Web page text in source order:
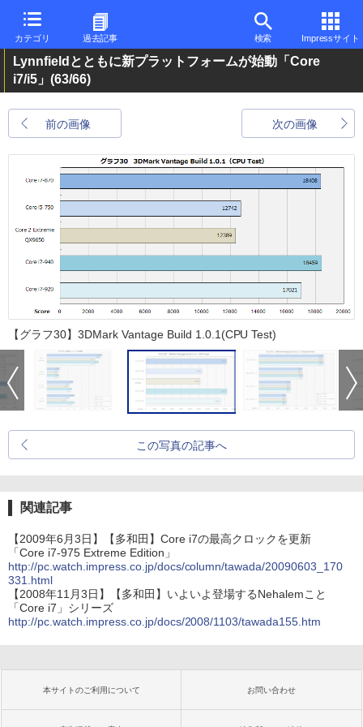
カテゴリ 過去記事 検索 Impressサイト
Lynnfieldとともに新プラットフォームが始動「Core
i7/i5」 (63/66)
前の画像 次の画像
【グラフ30】3DMark Vantage Build 1.0.1(CPU Test)
この写真の記事へ
関連記事
【2009年6月3日】【多和田】Core i7の最高クロックを更新
「Core i7-975 Extreme Edition」
http://pc.watch.impress.co.jp/docs/column/tawada/20090603_170
331.html
【2008年11月3日】【多和田】いよいよ登場するNehalemこと
「Core i7」シリーズ
http://pc.watch.impress.co.jp/docs/2008/1103/tawada155.htm
本サイトのご利用について お問い合わせ